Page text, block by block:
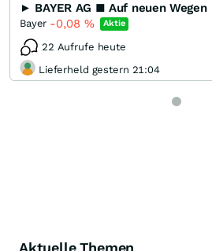
► BAYER AG ■ Auf neuen Wegen
Bayer -0,08 % Aktie
22 Aufrufe heute
Lieferheld gestern 21:04
Aktuelle Themen